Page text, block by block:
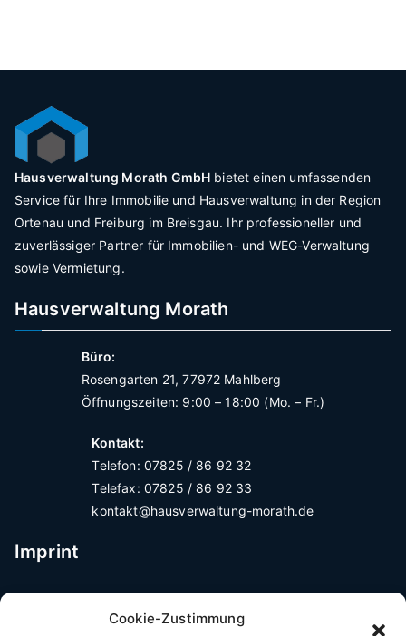
Cookie-Zustimmung
Hausverwaltung Morath GmbH bietet einen umfassenden
Service für Ihre Immobilie und Hausverwaltung in der Region
Ortenau und Freiburg im Breisgau. Ihr professioneller und
zuverlässiger Partner für Immobilien- und WEG-Verwaltung
sowie Vermietung.
Hausverwaltung Morath
Büro:
Rosengarten 21, 77972 Mahlberg
Öffnungszeiten: 9:00 – 18:00 (Mo. – Fr.)
Kontakt:
Telefon: 07825 / 86 92 32
Telefax: 07825 / 86 92 33
kontakt@hausverwaltung-morath.de
Imprint
Datenschutzerklärung